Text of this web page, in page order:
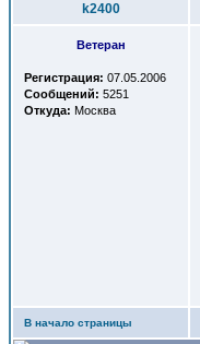
k2400
Ветеран
Регистрация: 07.05.2006
Сообщений: 5251
Откуда: Москва
В начало страницы